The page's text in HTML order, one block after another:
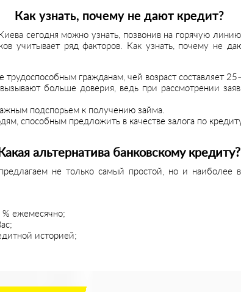
Как узнать, почему не дают кредит?
сегодня можно узнать, позвонив на горячую
учитывает ряд факторов. Как узнать, почему не
гражданам, чей возраст составляет
больше доверия, ведь при рассмотрении
подспорьем к получению займа.
способным предложить в качестве залога по
Какая альтернатива банковскому кредиту?
не только самый простой, но и
% ежемесячно;
историей;